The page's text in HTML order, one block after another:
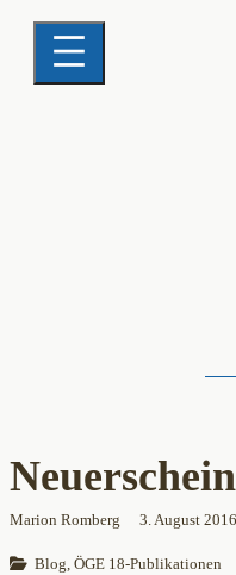
Marion Romberg 3. August 2016
Blog, ÖGE 18-Publikationen